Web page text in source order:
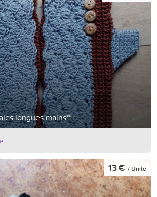
longues mains**
13 € / Unité